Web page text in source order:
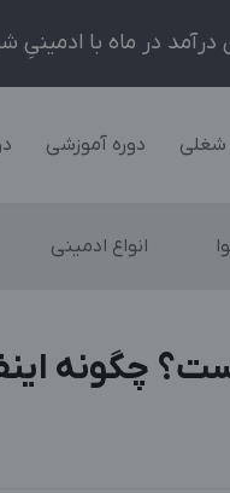
دوره آموزشی
انواع ادمینی
چگونه